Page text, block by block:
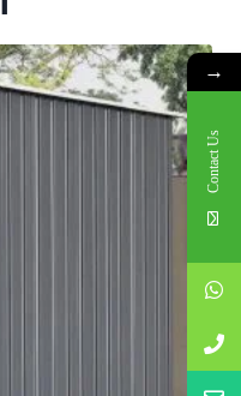
→
Contact Us